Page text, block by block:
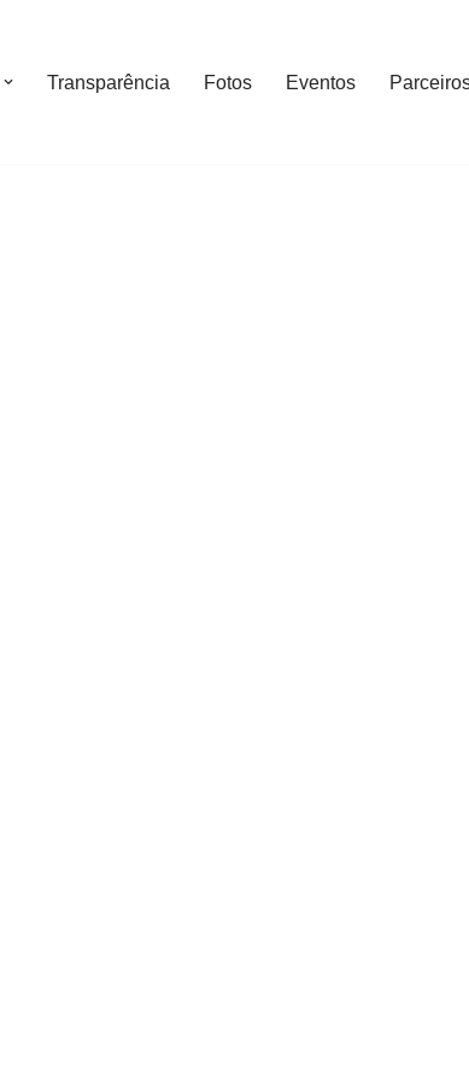
Transparência Fotos Eventos